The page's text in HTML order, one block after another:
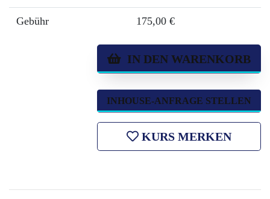
Gebühr 175,00 €
IN DEN WARENKORB
INHOUSE-ANFRAGE STELLEN
KURS MERKEN